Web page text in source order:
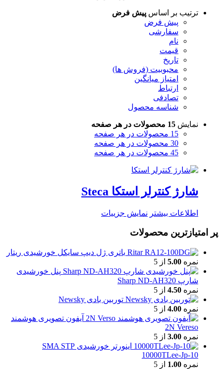
ترتیب بر اساس پیش فرض
پیش فرض
سفارشی
نام
قیمت
تاریخ
محبوبیت (فروش ها)
امتیاز میانگین
ارتباط
تصادفی
شناسه محصول
نمایش 15 محصولات در هر صفحه
15 محصولات در هر صفحه
30 محصولات در هر صفحه
45 محصولات در هر صفحه
شارژ کنترلر استکا Steca
اطلاعات بیشتر نمایش جزییات
پر امتیازترین محصولات
باتری ژل دیپ سایکل خورشیدی ریتار
نمره 5.00 از 5
پنل خورشیدی
شارپ Sharp ND-AH320
نمره 4.50 از 5
توربین بادی Newsky
نمره 4.00 از 5
آیفون تصویری هوشمند
2N Vereso
نمره 3.00 از 5
اینورتر خورشیدی SMA STP
10000TLee-Jp-10
نمره 1.00 از 5